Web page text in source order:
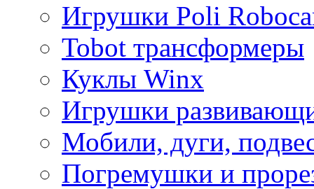
Игрушки Poli
Tobot трансформеры
Куклы Winx
Игрушки
Мобили, дуги,
Погремушки и